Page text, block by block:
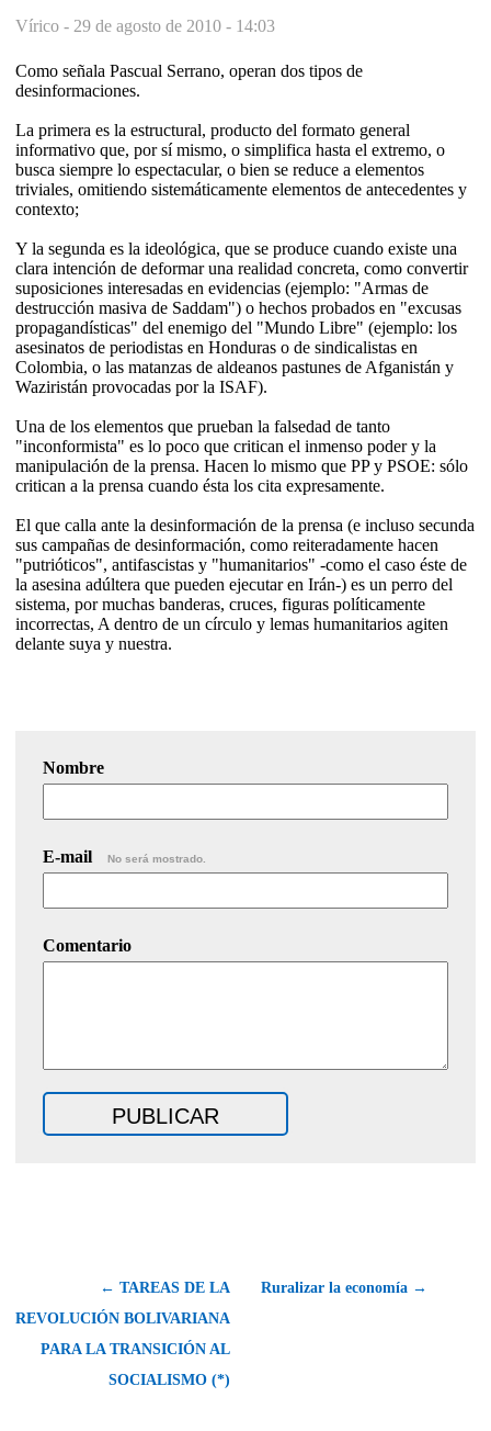
Vírico - 29 de agosto de 2010 - 14:03
Como señala Pascual Serrano, operan dos tipos de
desinformaciones.
La primera es la estructural, producto del formato general
informativo que, por sí mismo, o simplifica hasta el extremo, o
busca siempre lo espectacular, o bien se reduce a elementos
triviales, omitiendo sistemáticamente elementos de antecedentes y
contexto;
Y la segunda es la ideológica, que se produce cuando existe una
clara intención de deformar una realidad concreta, como convertir
suposiciones interesadas en evidencias (ejemplo: "Armas de
destrucción masiva de Saddam") o hechos probados en "excusas
propagandísticas" del enemigo del "Mundo Libre" (ejemplo: los
asesinatos de periodistas en Honduras o de sindicalistas en
Colombia, o las matanzas de aldeanos pastunes de Afganistán y
Waziristán provocadas por la ISAF).
Una de los elementos que prueban la falsedad de tanto
"inconformista" es lo poco que critican el inmenso poder y la
manipulación de la prensa. Hacen lo mismo que PP y PSOE: sólo
critican a la prensa cuando ésta los cita expresamente.
El que calla ante la desinformación de la prensa (e incluso secunda
sus campañas de desinformación, como reiteradamente hacen
"putrióticos", antifascistas y "humanitarios" -como el caso éste de
la asesina adúltera que pueden ejecutar en Irán-) es un perro del
sistema, por muchas banderas, cruces, figuras políticamente
incorrectas, A dentro de un círculo y lemas humanitarios agiten
delante suya y nuestra.
Nombre
E-mail No será mostrado.
Comentario
← TAREAS DE LA
REVOLUCIÓN BOLIVARIANA
PARA LA TRANSICIÓN AL
SOCIALISMO (*)
Ruralizar la economía →